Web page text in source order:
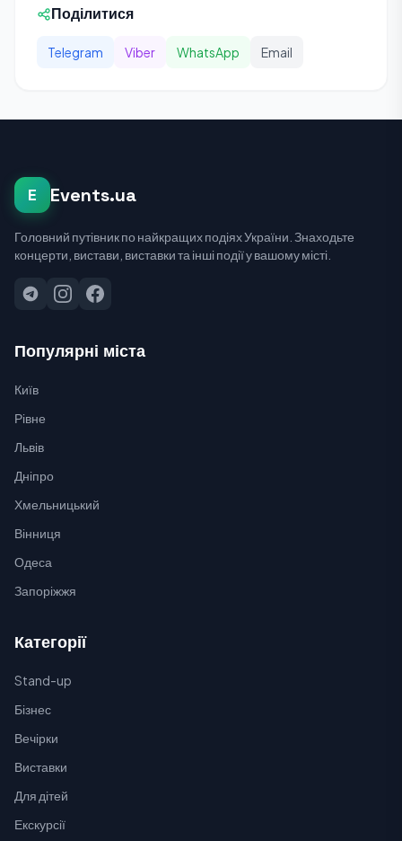
Поділитися
Telegram Viber WhatsApp Email
E Events.ua
Головний путівник по найкращих подіях України. Знаходьте
концерти, вистави, виставки та інші події у вашому місті.
Популярні міста
Київ
Рівне
Львів
Дніпро
Хмельницький
Вінниця
Одеса
Запоріжжя
Категорії
Stand-up
Бізнес
Вечірки
Виставки
Для дітей
Екскурсії